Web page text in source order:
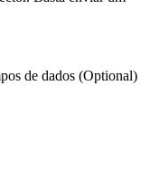
de dados (Optional)